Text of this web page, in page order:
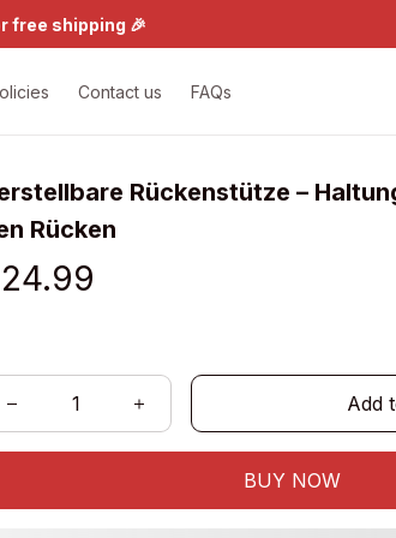
free shipping 🎉
Contact us FAQs
Rückenstütze –
Rücken
Add
BUY NOW